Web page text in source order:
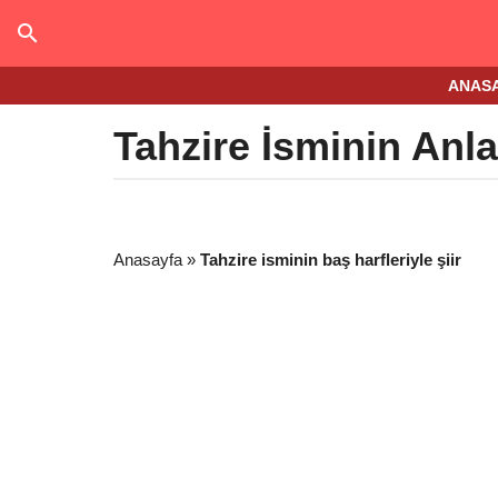
Tahzire İsminin
Anasayfa » Tahzire isminin baş harfleriyle şiir